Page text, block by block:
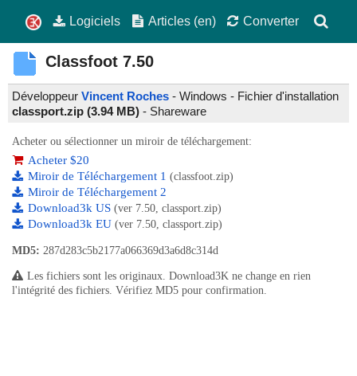
Logiciels Articles (en) Converter
Classfoot 7.50
Développeur Vincent Roches - Windows - Fichier d'installation
classport.zip (3.94 MB) - Shareware
Acheter ou sélectionner un miroir de téléchargement:
Acheter $20
Miroir de Téléchargement 1 (classfoot.zip)
Miroir de Téléchargement 2
Download3k US (ver 7.50, classport.zip)
Download3k EU (ver 7.50, classport.zip)
MD5: 287d283c5b2177a066369d3a6d8c314d
Les fichiers sont les originaux. Download3K ne change en rien
l'intégrité des fichiers. Vérifiez MD5 pour confirmation.